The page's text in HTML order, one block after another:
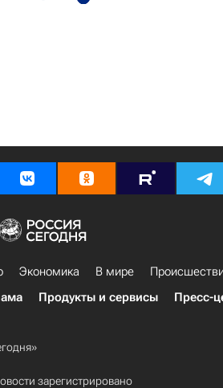
Экономика В мире
Продукты и сервисы Пресс-
зарегистрировано